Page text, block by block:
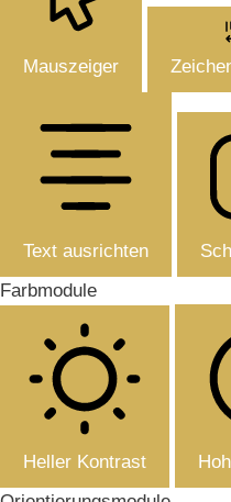
Mauszeiger
Text ausrichten
Farbmodule
Heller Kontrast